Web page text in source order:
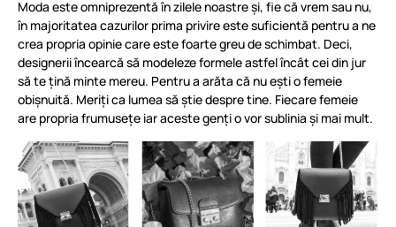
Moda este omniprezentă în zilele noastre și, fie că vrem sau nu,
în majoritatea cazurilor prima privire este suficientă pentru a ne
crea propria opinie care este foarte greu de schimbat. Deci,
designerii încearcă să modeleze formele astfel încât cei din jur
să te țină minte mereu. Pentru a arăta că nu ești o femeie
obișnuită. Meriți ca lumea să știe despre tine. Fiecare femeie
are propria frumusețe iar aceste genți o vor sublinia și mai mult.